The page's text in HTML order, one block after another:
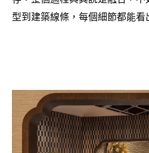
型到建築線條 ， 每個細節都能看